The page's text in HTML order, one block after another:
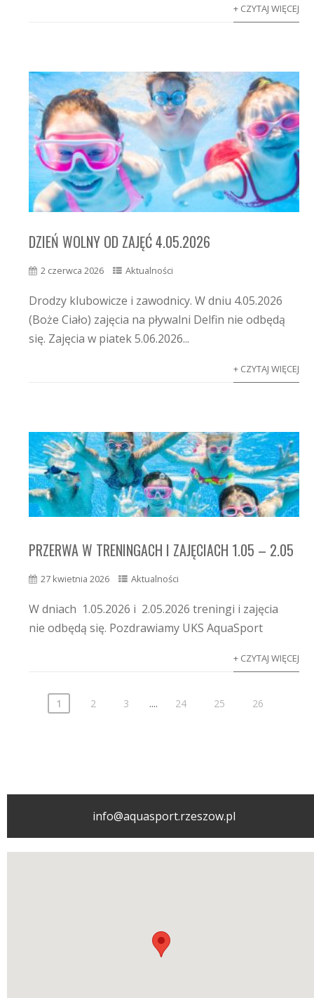
+ CZYTAJ WIĘCEJ
DZIEŃ WOLNY OD ZAJĘĆ 4.05.2026
2 czerwca 2026 Aktualności
Drodzy klubowicze i zawodnicy. W dniu 4.05.2026
(Boże Ciało) zajęcia na pływalni Delfin nie odbędą
się. Zajęcia w piatek 5.06.2026...
+ CZYTAJ WIĘCEJ
PRZERWA W TRENINGACH I ZAJĘCIACH 1.05 – 2.05
27 kwietnia 2026 Aktualności
W dniach 1.05.2026 i 2.05.2026 treningi i zajęcia
nie odbędą się. Pozdrawiamy UKS AquaSport
+ CZYTAJ WIĘCEJ
1 2 3 .... 24 25 26
info@aquasport.rzeszow.pl